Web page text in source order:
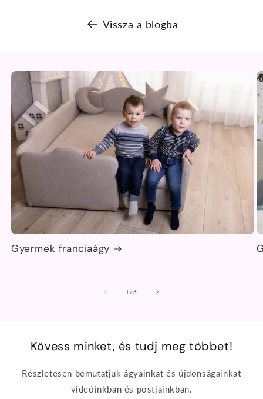
Vissza a blogba
Gyermek franciaágy
1 //6
Kövess minket, és tudj meg többet!
Részletesen bemutatjuk ágyainkat és újdonságainkat
videóinkban és postjainkban.